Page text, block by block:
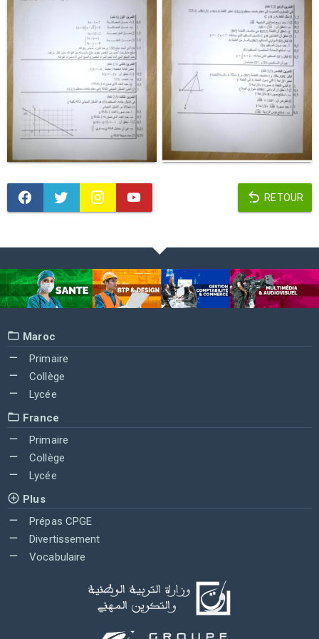
RETOUR
Maroc
Primaire
Collège
Lycée
France
Primaire
Collège
Lycée
Plus
Prépas CPGE
Divertissement
Vocabulaire